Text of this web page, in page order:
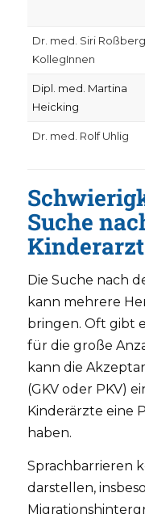
Dr. med. Siri
KollegInnen
Dipl. med. Martina
Heicking
Dr. med. Rolf Uhlig
Suche
Die Suche nach
kann mehrere
bringen. Oft gibt
für die große
kann die
(GKV oder PKV)
Kinderärzte eine
haben.
Sprachbarrieren
darstellen,